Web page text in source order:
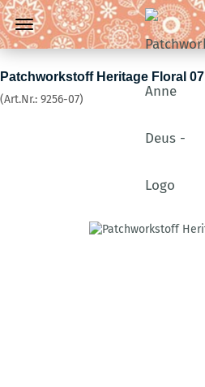
Patchworkstoff Heritage Floral 07
(Art.Nr.: 9256-07)